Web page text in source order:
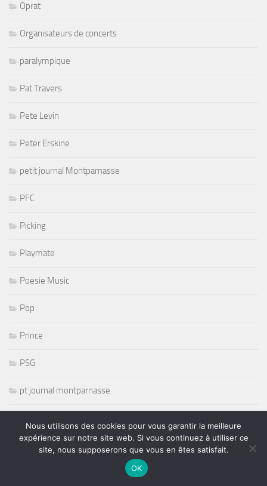
Oprat
Organisateurs de concerts
paralympique
Pat Travers
Pete Levin
Peter Erskine
petit journal Montparnasse
PFC
Picking
Playmate
Poesie Music
Pop
Prince
PSG
pt journal montparnasse
r and b
Nous utilisons des cookies pour vous garantir la meilleure
expérience sur notre site web. Si vous continuez à utiliser ce
site, nous supposerons que vous en êtes satisfait.
OK